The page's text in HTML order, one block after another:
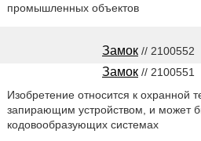
промышленных объектов
Замок // 2100552
Замок // 2100551
Изобретение относится к охранной
запирающим устройством, и может
кодовообразующих системах